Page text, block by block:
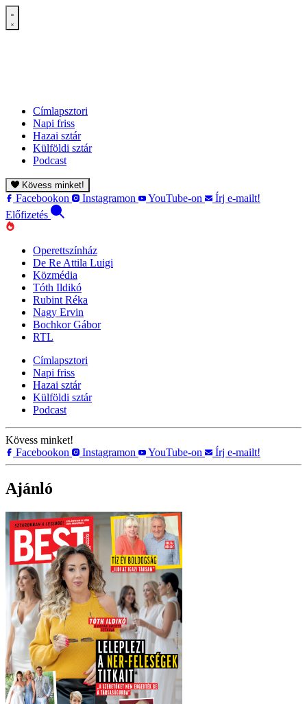
Címlapsztori
Napi friss
Hazai sztár
Külföldi sztár
Podcast
Kövess minket!
Facebookon Instagramon YouTube-on
Írj e-mailt!
Előfizetés
Operettszínház
De Re Attila Luigi
Közmédia
Tóth Ildikó
Rubint Réka
Nagy Ervin
Bochkor Gábor
RTL
Címlapsztori
Napi friss
Hazai sztár
Külföldi sztár
Podcast
Kövess minket!
Facebookon
Instagramon YouTube-on Írj e-mailt!
Ajánló